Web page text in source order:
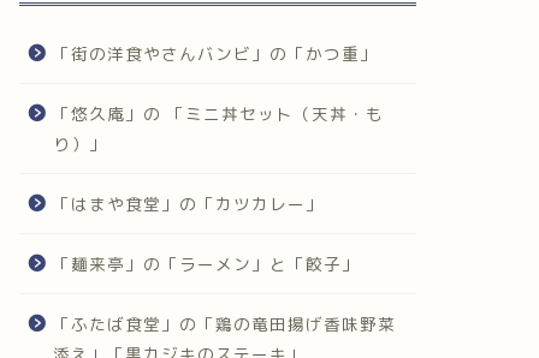
「街の洋食やさんバンビ」の「かつ重」
「悠久庵」の 「ミニ丼セット（天丼・も
り）」
「はまや食堂」の「カツカレー」
「麺来亭」の「ラーメン」と「餃子」
「ふたば食堂」の「鶏の竜田揚げ香味野菜